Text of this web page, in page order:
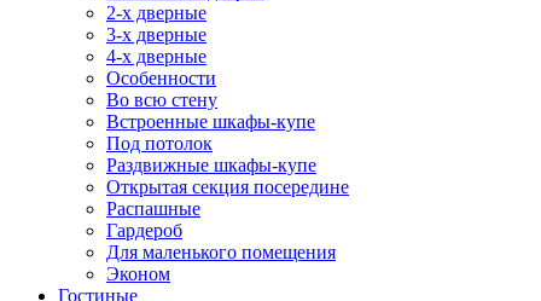
2-х дверные
3-х дверные
4-х дверные
Особенности
Во всю стену
Встроенные шкафы-купе
Под потолок
Раздвижные шкафы-купе
Открытая секция посередине
Распашные
Гардероб
Для маленького помещения
Эконом
Гостиные